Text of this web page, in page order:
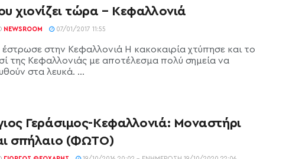
χιονίζει τώρα – Κεφαλλονιά
NEWSROOM 07/01/2017 11:55
έστρωσε στην Κεφαλλονιά Η κακοκαιρία χτύπησε και το
της Κεφαλλονιάς με αποτέλεσμα πολύ σημεία να
στα λευκά. ...
Γεράσιμος-Κεφαλλονιά: Μοναστήρι
σπήλαιο (ΦΩΤΟ)